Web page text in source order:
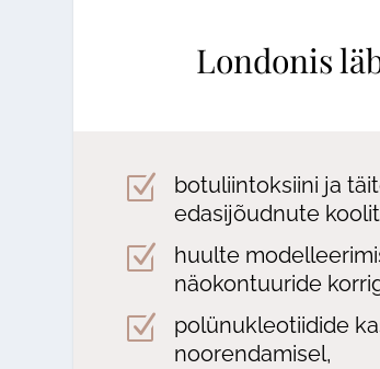
Londonis
Z
botuliintoksiini ja
edasijõudnute
Z
huulte
näokontuuride
Z
polünukleotiidide
noorendamisel,